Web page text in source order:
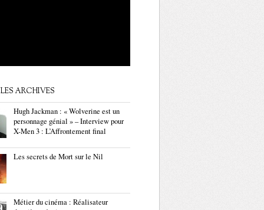
ARCHIVES
Hugh Jackman : « Wolverine est un
personnage génial » – Interview pour
X-Men 3 : L’Affrontement final
Les secrets de Mort sur le Nil
Métier du cinéma : Réalisateur